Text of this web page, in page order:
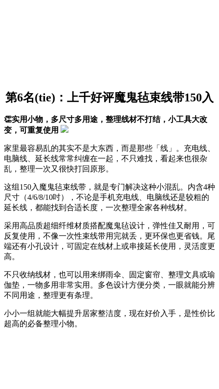
第6名(tie)：上千好评魔鬼毡束线带150入
👏实用小物，多尺寸多用途，整理线材不打结，小工具大改
变，可重复使用
家里最容易乱的其实不是大东西，而是那些「线」。充电线、
电脑线、延长线常常纠缠在一起，不只难找，看起来也很杂
乱，整理一次又很快打回原形。
这组150入魔鬼毡束线带，就是专门解决这种小混乱。内含4种
尺寸（4/6/8/10吋），不论是手机充电线、电脑线还是较粗的
延长线，都能找到合适长度，一次整理全家各种线材。
采用高品质超细纤维材质搭配魔鬼毡设计，弹性佳又耐用，可
反复使用，不像一次性束线带用完就丢，更环保也更省钱。尾
端还有小孔设计，可固定在线材上或串接延长使用，灵活度更
高。
不只收纳线材，也可以用来绑雨伞、固定窗帘、整理文具或瑜
伽垫，一物多用非常实用。多色设计方便分类，一眼就能分辨
不同用途，整理更有条理。
小小一组就能大幅提升居家整洁度，现在好价入手，是性价比
超高的必备整理小物。